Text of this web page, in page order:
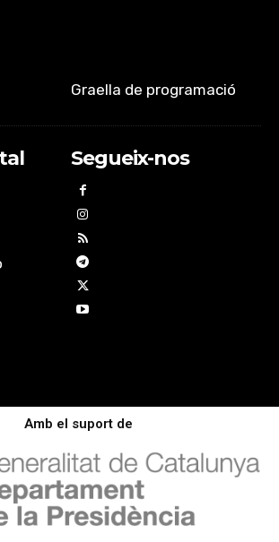
Graella de programació
Segueix-nos
Amb el suport de